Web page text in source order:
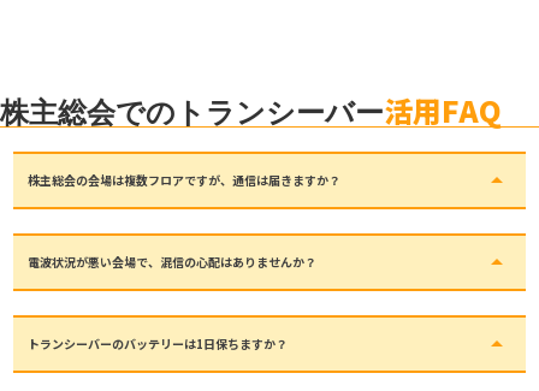
株主総会でのトランシーバー活用FAQ
株主総会の会場は複数フロアですが、通信は届きますか？ arrow_drop_up
無線機で十分カバーできます。
電波状況が悪い会場で、混信の心配はありませんか？
arrow_drop_up
秘匿性を重視した機種がありますのでオススメです。
トランシーバーのバッテリーは1日保ちますか？
arrow_drop_up